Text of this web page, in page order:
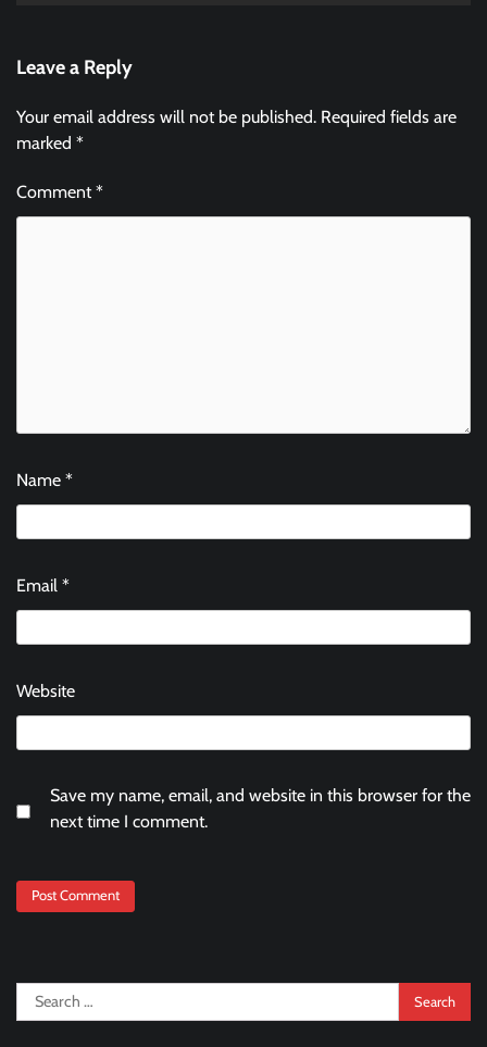
Leave a Reply
Your email address will not be published. Required fields are
marked *
Comment*
Name *
Email *
Website
Save my name, email, and website in this browser for the
next time I comment.
Search
for: